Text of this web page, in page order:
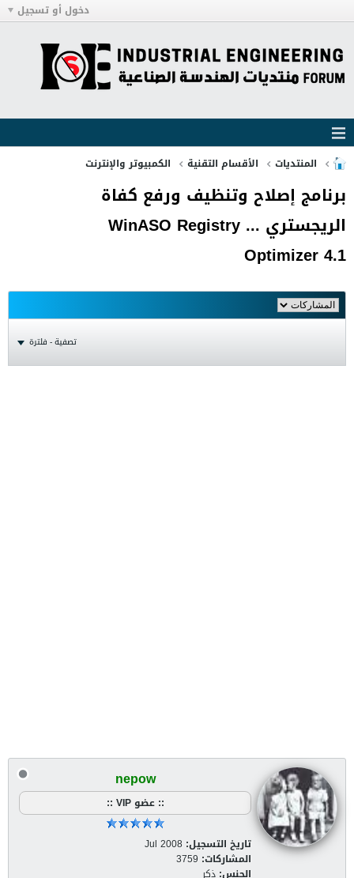
دخول أو تسجيل
المنتديات الأقسام التقنية الكمبيوتر والإنترنت
برنامج إصلاح وتنظيف ورفع كفاة
الريجستري ... WinASO Registry
Optimizer 4.1
تصفية - فلترة
nepow
:: عضو VIP ::
تاريخ التسجيل: Jul 2008
المشاركات: 3759
الجنس: ذكر